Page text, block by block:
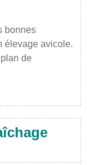
bonnes
élevage avicole.
de